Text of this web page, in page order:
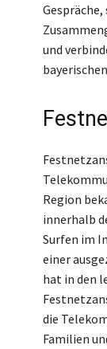
und
Region
innerhalb
Surfen im
einer
hat in den
die
Familien